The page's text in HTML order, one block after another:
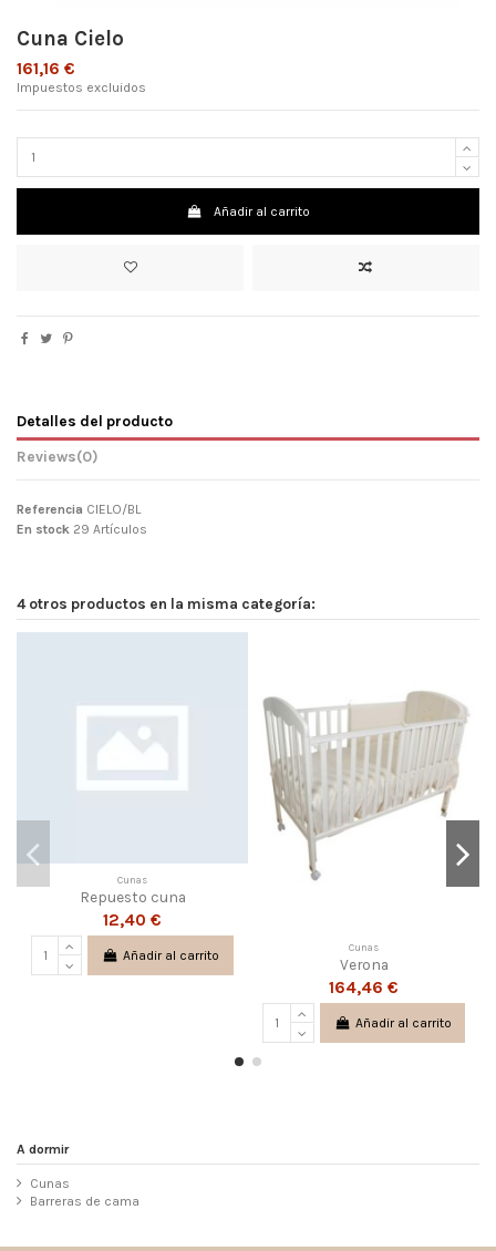
Cuna Cielo
161,16 €
Impuestos excluidos
Añadir al carrito
Detalles del producto
Reviews(0)
Referencia CIELO/BL
En stock 29 Artículos
4 otros productos en la misma categoría:
Cunas
Repuesto cuna
12,40 €
Añadir al carrito
Cunas
Verona
164,46 €
Añadir al carrito
A dormir
Cunas
Barreras de cama